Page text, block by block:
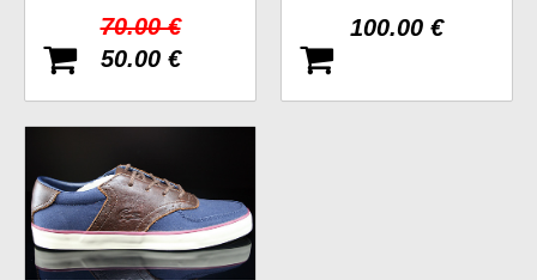
70.00 €
50.00 €
100.00 €